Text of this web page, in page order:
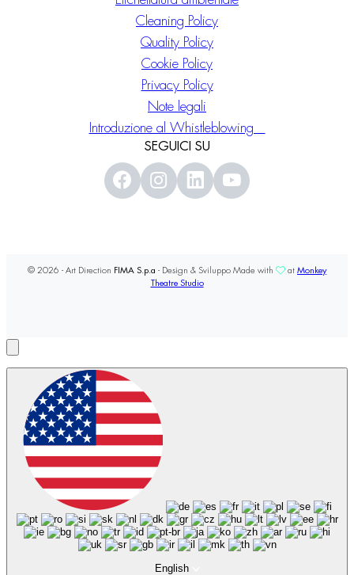
Cleaning Policy
Quality Policy
Cookie Policy
Privacy Policy
Note legali
Introduzione al Whistleblowing
SEGUICI SU
© 2026 - Art Direction FIMA S.p.a - Design & Sviluppo Made with at Monkey
Theatre Studio
English